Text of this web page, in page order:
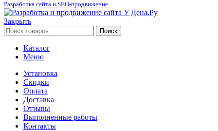
Разработка сайта и SEO-продвижение
Закрыть
Поиск
Каталог
Меню
Установка
Скидки
Оплата
Доставка
Отзывы
Выполненные работы
Контакты